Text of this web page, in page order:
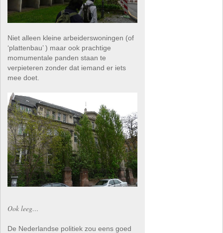
Niet alleen kleine arbeiderswoningen (of
‘plattenbau’ ) maar ook prachtige
momumentale panden staan te
verpieteren zonder dat iemand er iets
mee doet.
Ook leeg…
De Nederlandse politiek zou eens goed